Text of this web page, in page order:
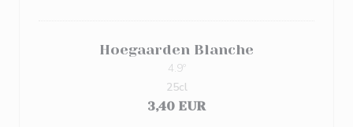
Hoegaarden Blanche
4.9º
3,40 EUR
25cl